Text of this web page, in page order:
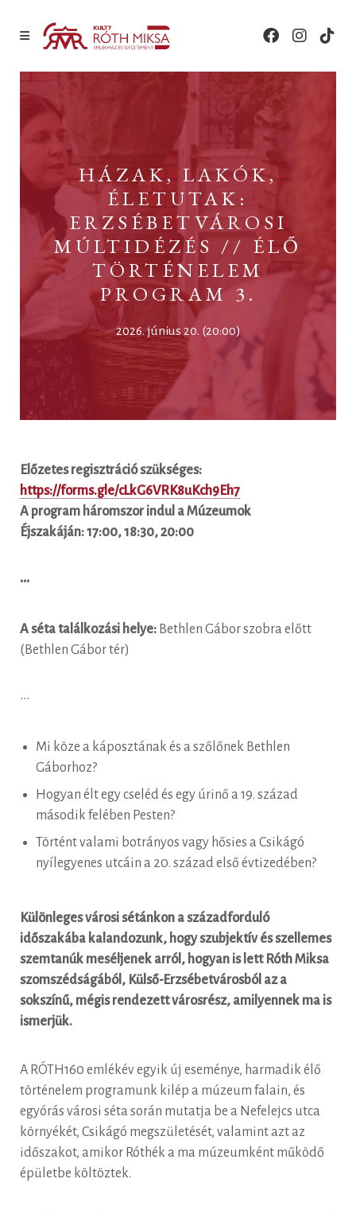
HÁZAK, LAKÓK,
ÉLETUTAK:
ERZSÉBETVÁROSI
MÚLTIDÉZÉS // ÉLŐ
TÖRTÉNELEM
PROGRAM 3.
2026. június 20. (20:00)
Előzetes regisztráció szükséges:
https://forms.gle/cLkG6VRK8uKch9Eh7
A program háromszor indul a Múzeumok
Éjszakáján: 17:00, 18:30, 20:00
•••
A séta találkozási helye: Bethlen Gábor szobra előtt
(Bethlen Gábor tér)
•••
Mi köze a káposztának és a szőlőnek Bethlen
Gáborhoz?
Hogyan élt egy cseléd és egy úrinő a 19. század
második felében Pesten?
Történt valami botrányos vagy hősies a Csikágó
nyílegyenes utcáin a 20. század első évtizedében?
Különleges városi sétánkon a századforduló
időszakába kalandozunk, hogy szubjektív és szellemes
szemtanúk meséljenek arról, hogyan is lett Róth Miksa
szomszédságából, Külső-Erzsébetvárosból az a
sokszínű, mégis rendezett városrész, amilyennek ma is
ismerjük.
A RÓTH160 emlékév egyik új eseménye, harmadik élő
történelem programunk kilép a múzeum falain, és
egyórás városi séta során mutatja be a Nefelejcs utca
környékét, Csikágó megszületését, valamint azt az
időszakot, amikor Róthék a ma múzeumként működő
épületbe költöztek.